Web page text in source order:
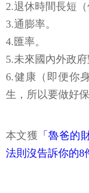
2.退休時間長短（
3.通膨率。
4.匯率。
5.未來國內外政
6.健康（即便你
生，所以要做好
本文獲 「魯爸的
法則沒告訴你的8